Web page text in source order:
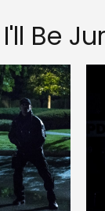
Be